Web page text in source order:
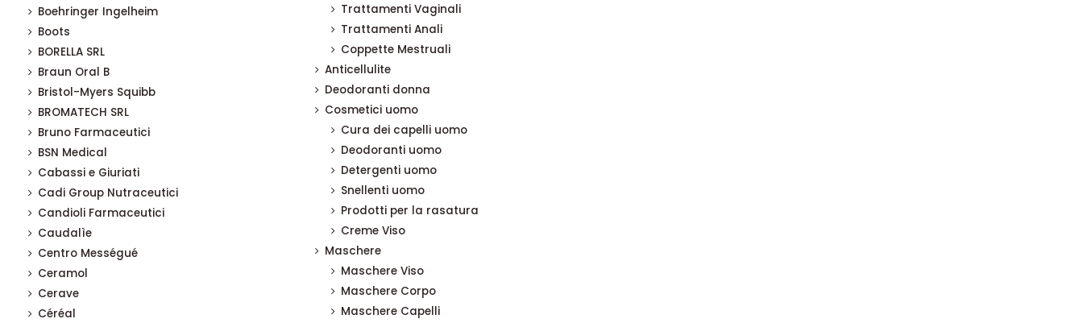
Boehringer Ingelheim
Boots
BORELLA SRL
Braun Oral B
Bristol-Myers Squibb
BROMATECH SRL
Bruno Farmaceutici
BSN Medical
Cabassi e Giuriati
Cadi Group Nutraceutici
Candioli Farmaceutici
Caudalìe
Centro Mességué
Ceramol
Cerave
Céréal
Trattamenti Vaginali
Trattamenti Anali
Coppette Mestruali
Anticellulite
Deodoranti donna
Cosmetici uomo
Cura dei capelli uomo
Deodoranti uomo
Detergenti uomo
Snellenti uomo
Prodotti per la rasatura
Creme Viso
Maschere
Maschere Viso
Maschere Corpo
Maschere Capelli